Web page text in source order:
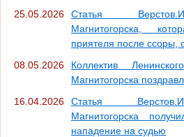
25.05.2026
Статья
Магнитогорска,
приятеля после ссоры,
08.05.2026
Коллектив
Магнитогорска
16.04.2026
Статья
Магнитогорска
нападение на судью